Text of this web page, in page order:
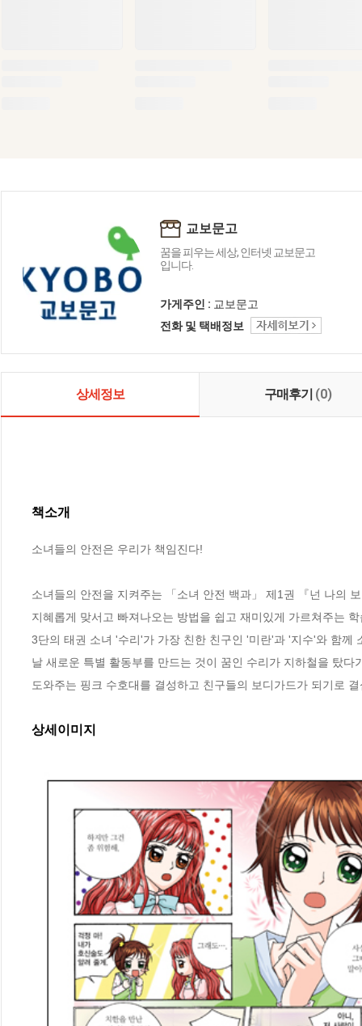
교보문고
꿈을 피우는 세상, 인터넷 교보문고
입니다.
가게주인 : 교보문고
전화 및 택배정보
상세정보 구매후기 (0)
책소개
소녀들의 안전은 우리가 책임진다!
소녀들의 안전을 지켜주는 「소녀 안전 백과」 제1권 『넌 나의
지혜롭게 맞서고 빠져나오는 방법을 쉽고 재미있게 가르쳐주는
3단의 태권 소녀 '수리'가 가장 친한 친구인 '미란'과 '지수'와 함께
날 새로운 특별 활동부를 만드는 것이 꿈인 수리가 지하철을 탔
도와주는 핑크 수호대를 결성하고 친구들의 보디가드가 되기로
상세이미지